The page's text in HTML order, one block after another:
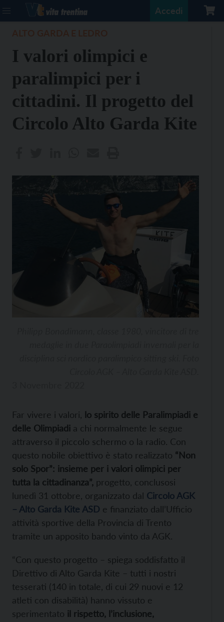
Accedi
I valori olimpici e
paralimpici per i
cittadini. Il progetto del
Circolo Alto Garda Kite
Far vivere i valori, lo spirito delle Paralimpiadi e
delle Olimpiadi a chi normalmente le segue
attraverso il piccolo schermo o la radio. Con
questo nobile obiettivo è stato realizzato “Non
solo Spor”: insieme per i valori olimpici per
tutta la cittadinanza”, progetto, conclusosi
lunedì 31 ottobre, organizzato dal Circolo AGK
– Alto Garda Kite ASD e finanziato dall’Ufficio
attività sportive della Provincia di Trento
tramite un apposito bando vinto da AGK.
“Con questo progetto – spiega soddisfatto il
Direttivo di Alto Garda Kite – tutti i nostri
tesserati (140 in totale, di cui 29 nuovi e 12
atleti con disabilità) hanno vissuto e
sperimentato il rispetto, l’inclusione,